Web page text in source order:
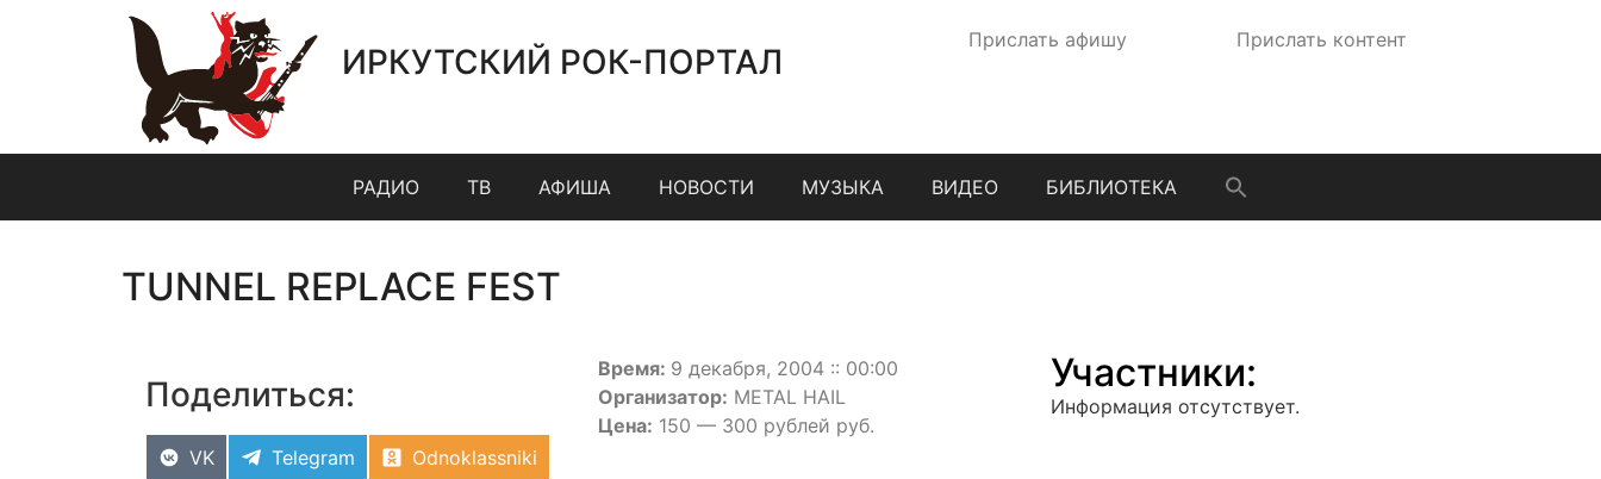
ИРКУТСКИЙ РОК-ПОРТАЛ
Прислать афишу Прислать контент
РАДИО ТВ АФИША НОВОСТИ МУЗЫКА ВИДЕО БИБЛИОТЕКА
TUNNEL REPLACE FEST
Поделиться:
VK Telegram
Odnoklassniki
Время: 9 декабря, 2004 :: 00:00
Организатор: METAL HAIL
Цена: 150 — 300 рублей руб.
Участники:
Информация отсутствует.